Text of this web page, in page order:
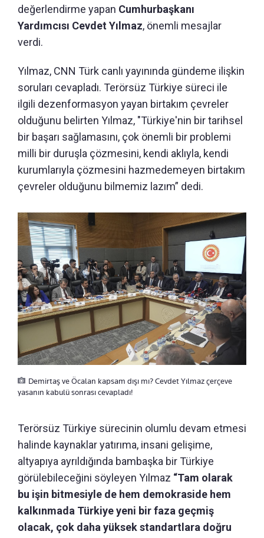
değerlendirme yapan Cumhurbaşkanı
Yardımcısı Cevdet Yılmaz, önemli mesajlar
verdi.
Yılmaz, CNN Türk canlı yayınında gündeme ilişkin
soruları cevapladı. Terörsüz Türkiye süreci ile
ilgili dezenformasyon yayan birtakım çevreler
olduğunu belirten Yılmaz, "Türkiye'nin bir tarihsel
bir başarı sağlamasını, çok önemli bir problemi
milli bir duruşla çözmesini, kendi aklıyla, kendi
kurumlarıyla çözmesini hazmedemeyen birtakım
çevreler olduğunu bilmemiz lazım” dedi.
Demirtaş ve Öcalan kapsam dışı mı? Cevdet Yılmaz çerçeve
yasanın kabulü sonrası cevapladı!
Terörsüz Türkiye sürecinin olumlu devam etmesi
halinde kaynaklar yatırıma, insani gelişime,
altyapıya ayrıldığında bambaşka bir Türkiye
görülebileceğini söyleyen Yılmaz “Tam olarak
bu işin bitmesiyle de hem demokraside hem
kalkınmada Türkiye yeni bir faza geçmiş
olacak, çok daha yüksek standartlara doğru